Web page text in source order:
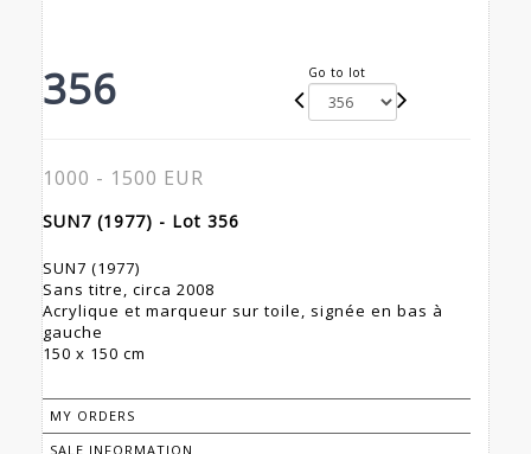
356 Go to lot
1000 - 1500 EUR
SUN7 (1977) - Lot 356
SUN7 (1977)
Sans titre, circa 2008
Acrylique et marqueur sur toile, signée en bas à
gauche
150 x 150 cm
MY ORDERS
SALE INFORMATION